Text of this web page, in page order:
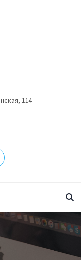
114